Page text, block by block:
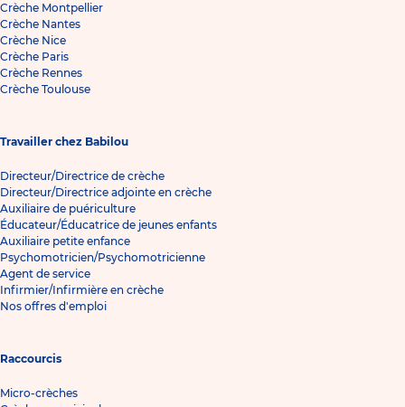
Crèche Montpellier
Crèche Nantes
Crèche Nice
Crèche Paris
Crèche Rennes
Crèche Toulouse
Travailler chez Babilou
Directeur/Directrice de crèche
Directeur/Directrice adjointe en crèche
Auxiliaire de puériculture
Éducateur/Éducatrice de jeunes enfants
Auxiliaire petite enfance
Psychomotricien/Psychomotricienne
Agent de service
Infirmier/Infirmière en crèche
Nos offres d'emploi
Raccourcis
Micro-crèches